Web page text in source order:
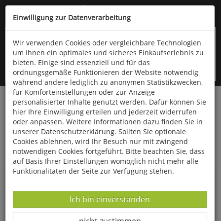
Kompletten Head der Seite überspringen
oder (06766) 9323-960
Startseite Informationen
Uppps...
Sie sind weitergeleitet worden !
haben zu öffnen, gibt es leider nicht mehr in unserem
Einwilligung zur Datenverarbeitung
Wir verwenden Cookies oder vergleichbare Technologien
um Ihnen ein optimales und sicheres Einkaufserlebnis zu
bieten. Einige sind essenziell und für das
ordnungsgemäße Funktionieren der Website notwendig
während andere lediglich zu anonymen Statistikzwecken,
für Komforteinstellungen oder zur Anzeige
personalisierter Inhalte genutzt werden. Dafür können Sie
hier Ihre Einwilligung erteilen und jederzeit widerrufen
oder anpassen. Weitere Informationen dazu finden Sie in
unserer Datenschutzerklärung. Sollten Sie optionale
Cookies ablehnen, wird Ihr Besuch nur mit zwingend
notwendigen Cookies fortgeführt. Bitte beachten Sie, dass
auf Basis Ihrer Einstellungen womöglich nicht mehr alle
Funktionalitäten der Seite zur Verfügung stehen.
Datenverarbeitung -
Ich bin einverstanden